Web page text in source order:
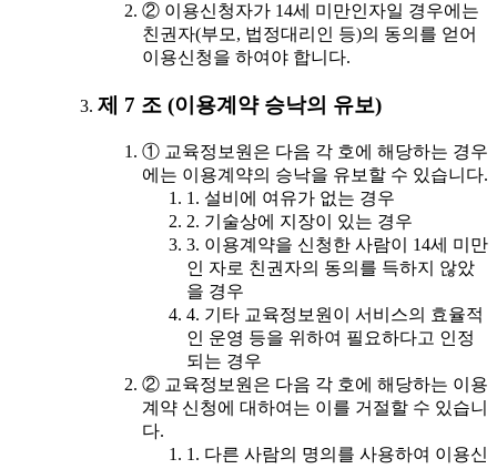
② 이용신청자가 14세 미만인자일 경우에는
친권자(부모, 법정대리인 등)의 동의를 얻어
이용신청을 하여야 합니다.
제 7 조 (이용계약 승낙의 유보)
① 교육정보원은 다음 각 호에 해당하는 경우
에는 이용계약의 승낙을 유보할 수 있습니다.
1. 설비에 여유가 없는 경우
2. 기술상에 지장이 있는 경우
3. 이용계약을 신청한 사람이 14세 미만
인 자로 친권자의 동의를 득하지 않았
을 경우
4. 기타 교육정보원이 서비스의 효율적
인 운영 등을 위하여 필요하다고 인정
되는 경우
② 교육정보원은 다음 각 호에 해당하는 이용
계약 신청에 대하여는 이를 거절할 수 있습니
다.
1. 다른 사람의 명의를 사용하여 이용신